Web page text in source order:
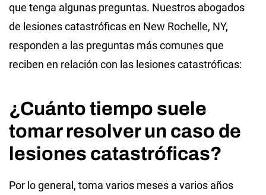
que tenga algunas preguntas. Nuestros abogados
de lesiones catastróficas en New Rochelle, NY,
responden a las preguntas más comunes que
reciben en relación con las lesiones catastróficas:
¿Cuánto tiempo suele
tomar resolver un caso de
lesiones catastróficas?
Por lo general, toma varios meses a varios años